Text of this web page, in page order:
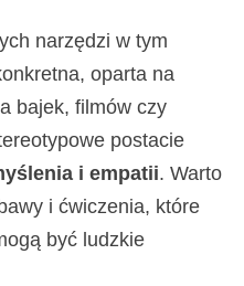
narzędzi w tym
oparta na
bajek, filmów czy
postacie
i empatii. Warto
i ćwiczenia, które
być ludzkie